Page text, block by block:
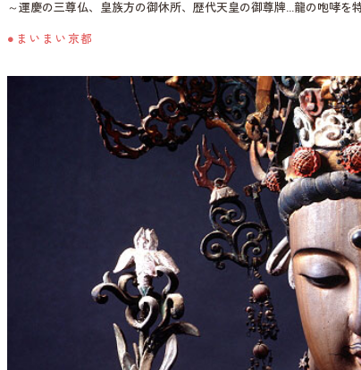
～運慶の三尊仏、皇族方の御休所、歴代天皇の御尊牌…龍の咆哮を
●まいまい京都